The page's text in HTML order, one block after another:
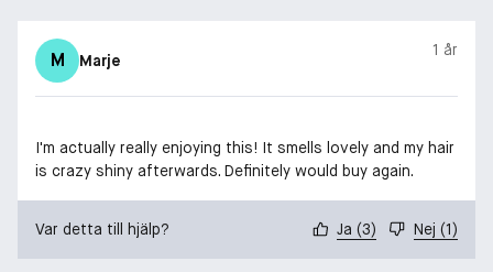
M Marje
1 år
I'm actually really enjoying this! It smells lovely and my hair
is crazy shiny afterwards. Definitely would buy again.
Var detta till hjälp? Ja (3) Nej (1)